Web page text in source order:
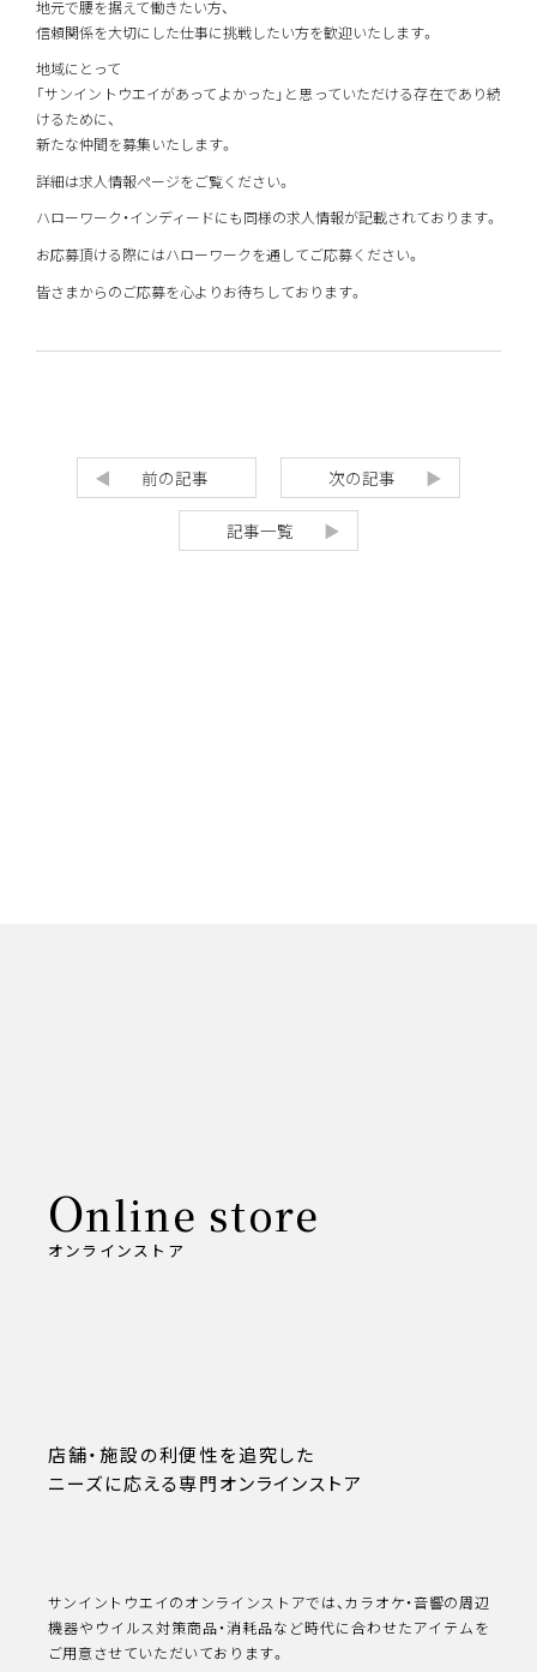
地元で腰を据えて働きたい方、
信頼関係を大切にした仕事に挑戦したい方を歓迎いたします。
地域にとって
「サンイントウエイがあってよかった」と思っていただける存在であり続
けるために、
新たな仲間を募集いたします。
詳細は求人情報ページをご覧ください。
ハローワーク・インディードにも同様の求人情報が記載されております。
お応募頂ける際にはハローワークを通してご応募ください。
皆さまからのご応募を心よりお待ちしております。
前の記事 次の記事
記事一覧
Online store
オンラインストア
店舗・施設の利便性を追究した
ニーズに応える専門オンラインストア
サンイントウエイのオンラインストアでは、カラオケ・音響の周辺
機器やウイルス対策商品・消耗品など時代に合わせたアイテムを
ご用意させていただいております。